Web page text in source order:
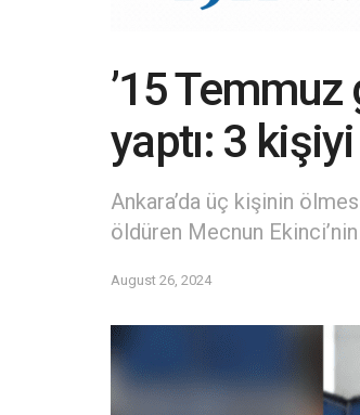
’15
yaptı: 3
Ankara’da üç kişinin
öldüren Mecnun
August 26, 2024